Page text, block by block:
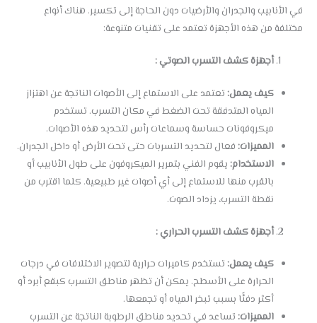
في الأنابيب والجدران والأرضيات دون الحاجة إلى تكسير. هناك أنواع
مختلفة من هذه الأجهزة تعتمد على تقنيات متنوعة:
أجهزة كشف التسرب الصوتي :
كيف يعمل:تعتمد على الاستماع إلى الأصوات الناتجة عن اهتزاز
المياه المتدفقة تحت الضغط في مكان التسرب. تستخدم
ميكروفونات حساسة وسماعات رأس لتحديد هذه الأصوات.
المميزات:فعال لتحديد التسربات حتى تحت الأرض أو داخل الجدران.
الاستخدام:يقوم الفني بتمرير الميكروفون على طول الأنابيب أو
بالقرب منها للاستماع إلى أي أصوات غير طبيعية. كلما اقترب من
نقطة التسرب، يزداد الصوت.
أجهزة كشف التسرب الحراري :
كيف يعمل:تستخدم كاميرات حرارية لتصوير الاختلافات في درجات
الحرارة على الأسطح. يمكن أن تظهر مناطق التسرب كبقع أبرد أو
أكثر دفئًا بسبب تبخر المياه أو تجمعها.
المميزات:تساعد في تحديد مناطق الرطوبة الناتجة عن التسرب